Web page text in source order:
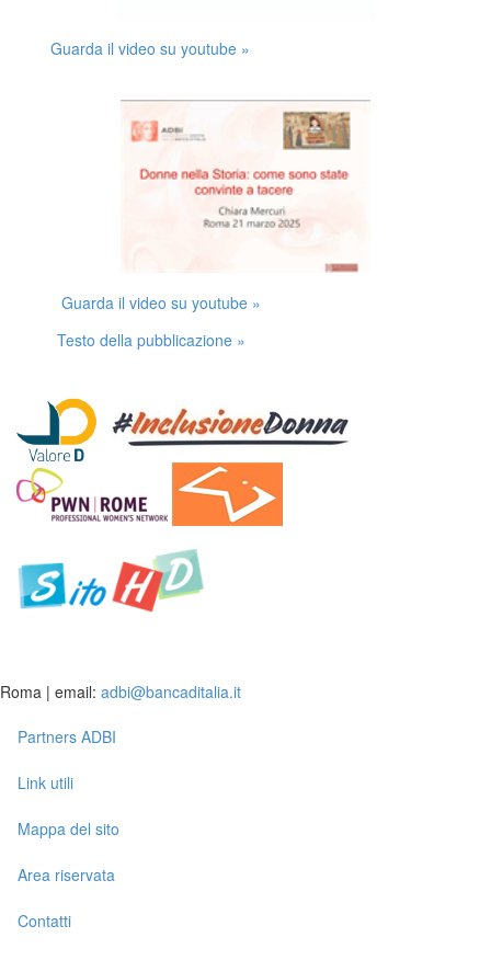
Guarda il video su youtube »
Guarda il video su youtube »
Testo della pubblicazione »
Roma | email: adbi@bancaditalia.it
Partners ADBI
Link utili
Mappa del sito
Area riservata
Contatti